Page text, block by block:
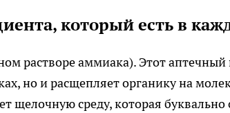
который есть в
растворе аммиака). Этот аптечный
но и расщепляет органику на
щелочную среду, которая буквально